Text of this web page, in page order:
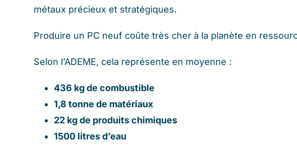
métaux précieux et stratégiques.
Produire un PC neuf coûte très cher à la planète en
Selon l’ADEME, cela représente en moyenne :
436 kg de combustible
1,8 tonne de matériaux
22 kg de produits chimiques
1500 litres d’eau